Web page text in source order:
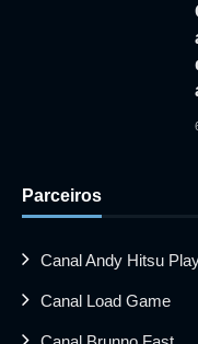
Parceiros
Canal Andy Hitsu
Canal Load Game